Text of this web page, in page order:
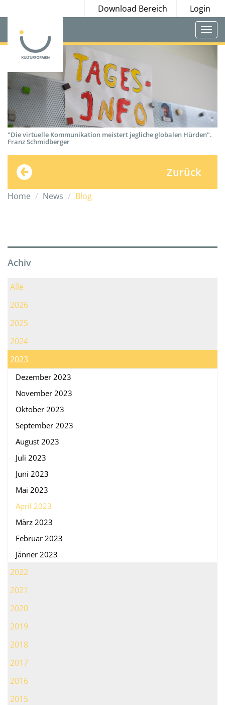
Download Bereich Login
"Die virtuelle Kommunikation meistert jegliche globalen Hürden".
Franz Schmidberger
Zurück
Home News Blog
Achiv
Alle
2026
2025
2024
2023
Dezember 2023
November 2023
Oktober 2023
September 2023
August 2023
Juli 2023
Juni 2023
Mai 2023
April 2023
März 2023
Februar 2023
Jänner 2023
2022
2021
2020
2019
2018
2017
2016
2015